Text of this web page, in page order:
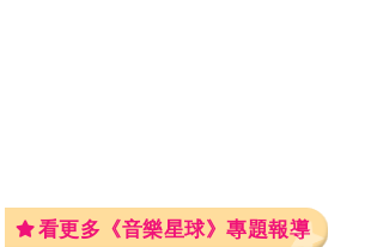
看更多《音樂星球》專題報導